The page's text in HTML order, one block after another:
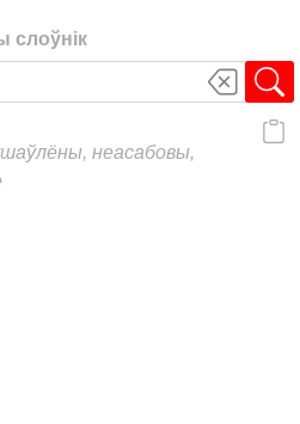
слоўнік
неасабовы,